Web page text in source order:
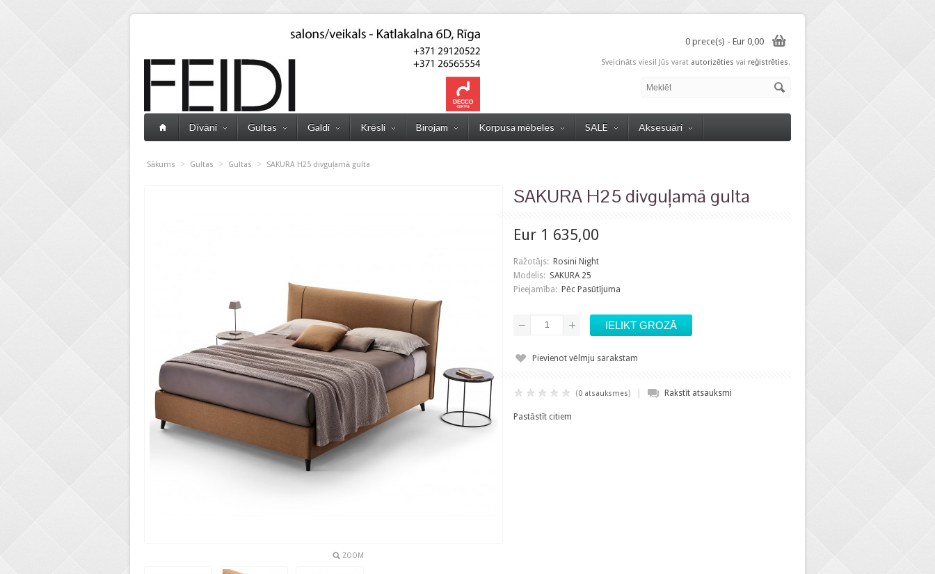
Sveicināts viesi! Jūs varat autorizēties vai reģistrēties.
0 prece(s) - Eur 0,00
Dīvāni Gultas Galdi Krēsli Birojam Korpusa mēbeles SALE Aksesuāri
Sākums > Gultas > Gultas > SAKURA H25 divguļamā gulta
ZOOM
SAKURA H25 divguļamā gulta
Eur 1 635,00
Ražotājs:
Rosini Night
Modelis: SAKURA 25
Pieejamība: Pēc Pasūtījuma
Pievienot vēlmju sarakstam
(0 atsauksmes) Rakstīt atsauksmi
Pastāstīt citiem